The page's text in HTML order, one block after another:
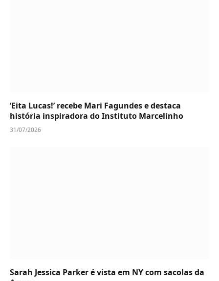
‘Eita Lucas!’ recebe Mari Fagundes e destaca
história inspiradora do Instituto Marcelinho
31/07/2026
Sarah Jessica Parker é vista em NY com sacolas da